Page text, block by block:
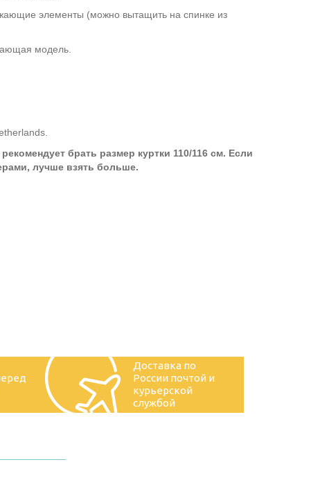
элементы (можно вытащить на спинке из
модель.
брать размер куртки 110/116 см. Если
лучше взять больше.
Доставка по
России почтой и
курьерской
службой